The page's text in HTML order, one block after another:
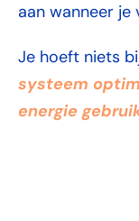
aan wanneer
Je hoeft niets
systeem
energie